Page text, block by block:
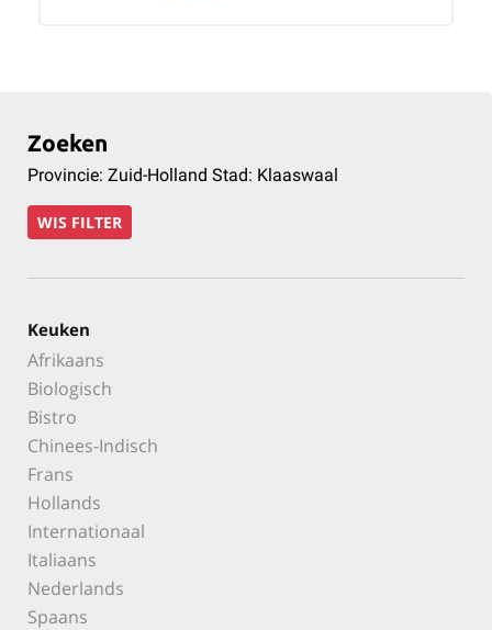
Zoeken
Provincie: Zuid-Holland Stad: Klaaswaal
WIS FILTER
Keuken
Afrikaans
Biologisch
Bistro
Chinees-Indisch
Frans
Hollands
Internationaal
Italiaans
Nederlands
Spaans